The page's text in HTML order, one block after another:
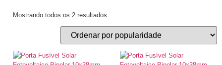
Mostrando todos os 2 resultados